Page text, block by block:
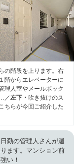
の階段を上ります。右
階からエレベーターに
理人室やメールボック
／左下・ 吹き抜けのス
ちらが今回ご紹介した
勤の管理人さんが週
ます。マンション前
い！